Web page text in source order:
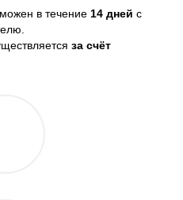
в течение 14 дней с
за счёт